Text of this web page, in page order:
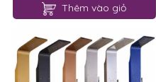
Thêm vào giỏ